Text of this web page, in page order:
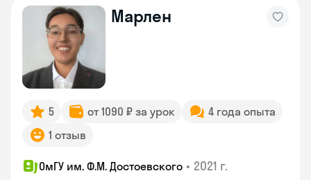
Марлен
5 от 1090 ₽ за урок
4 года опыта
1 отзыв
ОмГУ им. Ф.М. Достоевского • 2021 г.